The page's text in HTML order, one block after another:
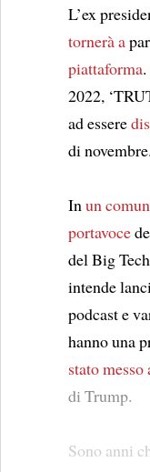
L’ex
tornerà a
piattaforma.
2022,
ad essere
di novembre.
In un
portavoce
del Big
intende
podcast e
hanno una
stato messo
di Trump.
Sono anni